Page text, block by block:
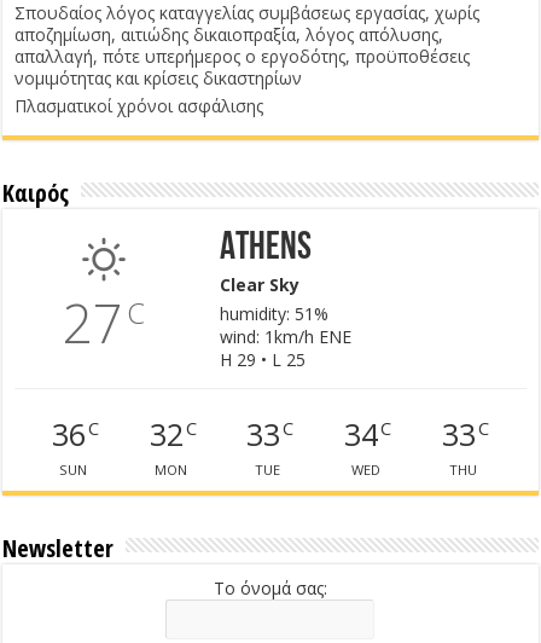
Σπουδαίος λόγος καταγγελίας συμβάσεως εργασίας, χωρίς
αποζημίωση, αιτιώδης δικαιοπραξία, λόγος απόλυσης,
απαλλαγή, πότε υπερήμερος ο εργοδότης, προϋποθέσεις
νομιμότητας και κρίσεις δικαστηρίων
Πλασματικοί χρόνοι ασφάλισης
Καιρός
27 C
Athens
Clear Sky
humidity: 51%
wind: 1km/h ENE
H 29 • L 25
36C
SUN
32C
MON
33C
TUE
34C
WED
33C
THU
Newsletter
Το όνομά σας: